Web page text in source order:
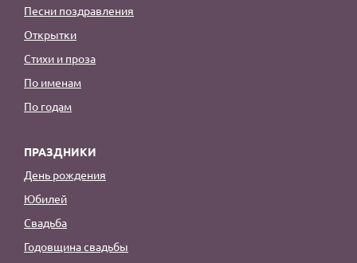
Песни поздравления
Открытки
Стихи и проза
По именам
По годам
ПРАЗДНИКИ
День рождения
Юбилей
Свадьба
Годовщина свадьбы